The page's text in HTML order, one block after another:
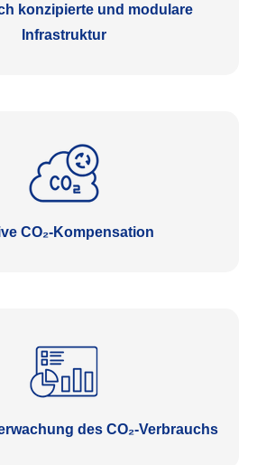
konzipierte und modulare
Infrastruktur
CO₂-Kompensation
des CO₂-Verbrauchs